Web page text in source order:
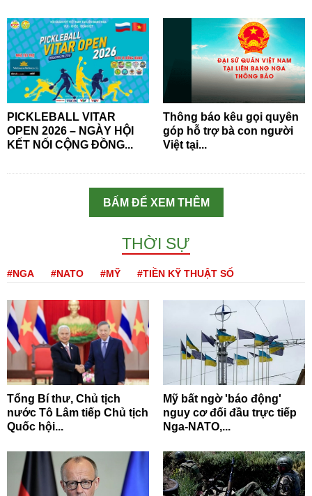
PICKLEBALL VITAR
OPEN 2026 – NGÀY HỘI
KẾT NỐI CỘNG ĐỒNG...
Thông báo kêu gọi quyên
góp hỗ trợ bà con người
Việt tại...
BẤM ĐỂ XEM THÊM
THỜI SỰ
#NGA #NATO #MỸ #TIỀN KỸ THUẬT SỐ
Tổng Bí thư, Chủ tịch
nước Tô Lâm tiếp Chủ tịch
Quốc hội...
Mỹ bất ngờ 'báo động'
nguy cơ đối đầu trực tiếp
Nga-NATO,...